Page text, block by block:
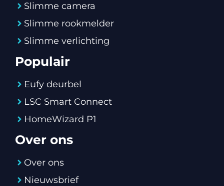
Slimme camera
Slimme rookmelder
Slimme verlichting
Populair
Eufy deurbel
LSC Smart Connect
HomeWizard P1
Over ons
Over ons
Nieuwsbrief